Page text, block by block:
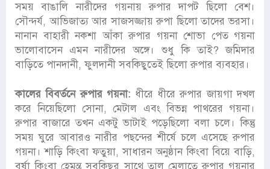
সময় বাঙালি নারীদের গয়নায় রুপার দাপট ছিলো বেশ।
সৌন্দর্য, আভিজাত্য আর সাজসজ্জায় রুপা ছিলো তাদের ভরসা।
নানান বাহারী নকশা আঁকা রুপার গয়না শোভা পেত গয়না
ভালোবাসেন এমন নারীদের অঙ্গে। শুধু কি তাই? জমিদার
বাড়িতে পানদানী, ফুলদানী সবকিছুতেই ছিলো রুপার ব্যবহার।
কালের বিবর্তনে রুপার গয়না: ধীরে ধীরে রুপার জায়গা দখল
করে নিয়েছিলো সোনা, মেটাল এবং বিভন্ন পাথরের গয়না।
রুপার বাজারে তখন একটু ভাটাই পড়েছিলো বলা চলে। কিন্তু
সময় ঘুরে আবারও নারীর পছন্দের শীর্ষে চলে এসেছে রুপার
গয়না। শাড়ি কিংবা ফতুয়া, সাধারন অনুষ্ঠান কিংবা বিয়ে বাড়ি,
বর্ষা কিংবা হেমন্ত সবকিছুর সাথে তাল মেলাতে রুপার গয়নার